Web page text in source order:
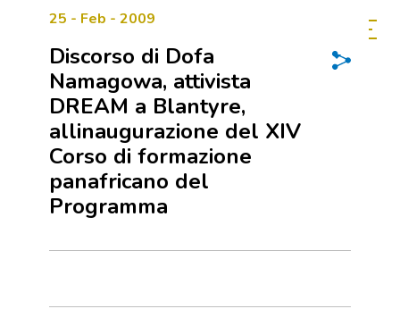
25 - Feb - 2009
Discorso di Dofa
Namagowa, attivista
DREAM a Blantyre,
allinaugurazione del XIV
Corso di formazione
panafricano del
Programma